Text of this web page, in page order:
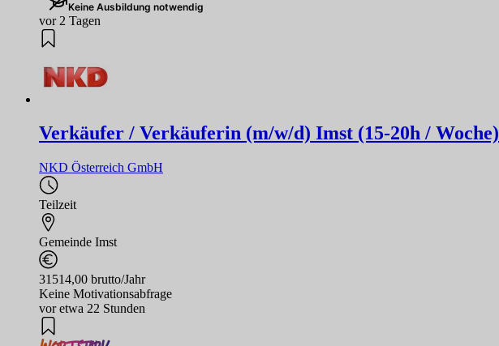
Keine Ausbildung notwendig
vor 2 Tagen
Verkäufer / Verkäuferin (m/w/d) Imst (15-20h / Woche)
NKD Österreich GmbH
Teilzeit
Gemeinde Imst
31514,00 brutto/Jahr
Keine Motivationsabfrage
vor etwa 22 Stunden